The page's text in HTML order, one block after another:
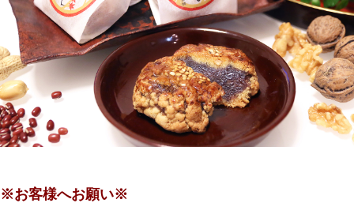
※お客様へお願い※